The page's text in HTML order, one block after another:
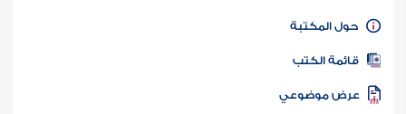
كتاب الأمة
المكتبة
الكتب